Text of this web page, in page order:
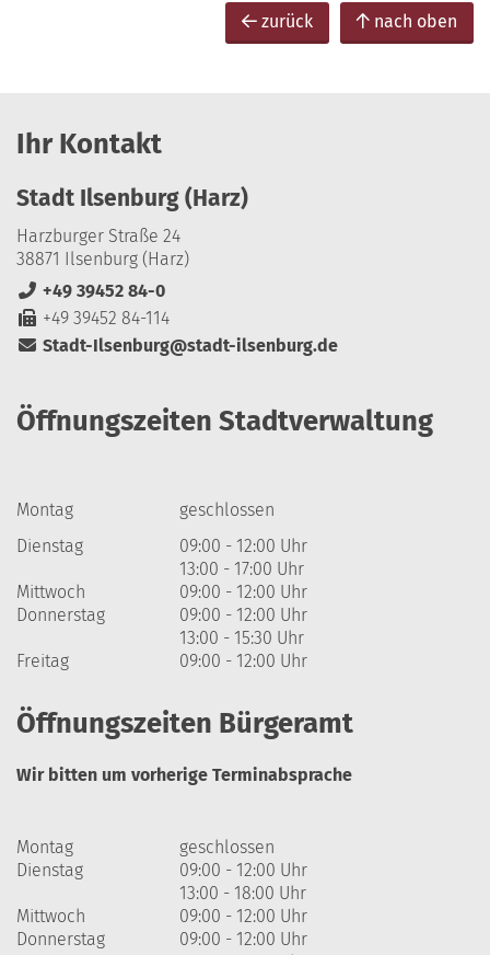
zurück nach oben
Ihr Kontakt
Stadt Ilsenburg (Harz)
Harzburger Straße 24
38871 Ilsenburg (Harz)
+49 39452 84-0
+49 39452 84-114
Stadt-Ilsenburg@stadt-ilsenburg.de
Öffnungszeiten Stadtverwaltung
Montag
geschlossen
Dienstag
09:00 - 12:00 Uhr
13:00 - 17:00 Uhr
Mittwoch
09:00 - 12:00 Uhr
Donnerstag
09:00 - 12:00 Uhr
13:00 - 15:30 Uhr
Freitag
09:00 - 12:00 Uhr
Öffnungszeiten Bürgeramt
Wir bitten um vorherige Terminabsprache
Montag
geschlossen
Dienstag
09:00 - 12:00 Uhr
13:00 - 18:00 Uhr
Mittwoch
09:00 - 12:00 Uhr
Donnerstag
09:00 - 12:00 Uhr